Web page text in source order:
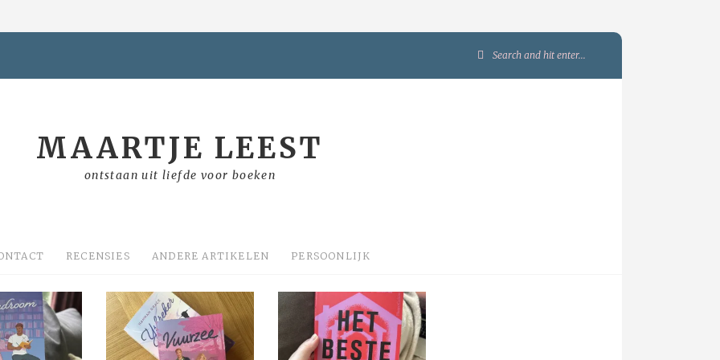
Search
MAARTJE LEEST
ontstaan uit liefde voor boeken
RECENSIES ANDERE ARTIKELEN PERSOONLIJK